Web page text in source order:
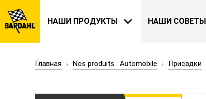
НАШИ ПРОДУКТЫ НАШИ СОВЕТЫ
BARDAHL
Главная Nos produits : Automobile Присадки